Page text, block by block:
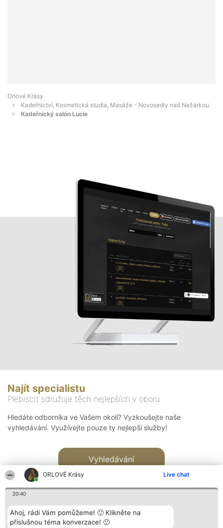
ORLOVÉ Krásy Live chat
20:40
Ahoj, rádi Vám pomůžeme! 🙂 Klikněte na
příslušnou téma konverzace! 🙂
Orlové Krásy
Kadeřnictví, Kosmetická studia, Masáže - Novosedly nad Nežárkou
Kadeřnický salón Lucie
Najít specialistu
Plebiscit sdružuje těch nejlepších v oboru
Hledáte odborníka ve Vašem okolí? Vyzkoušejte naše
vyhledávání. Využívejte pouze ty nejlepší služby!
Vyhledávání